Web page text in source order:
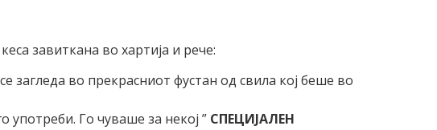
завиткана во хартија и рече:
загледа во прекрасниот фустан од свила кој беше во
Го чуваше за некој ” СПЕЦИЈАЛЕН